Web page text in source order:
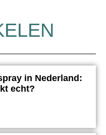
in Nederland:
echt?